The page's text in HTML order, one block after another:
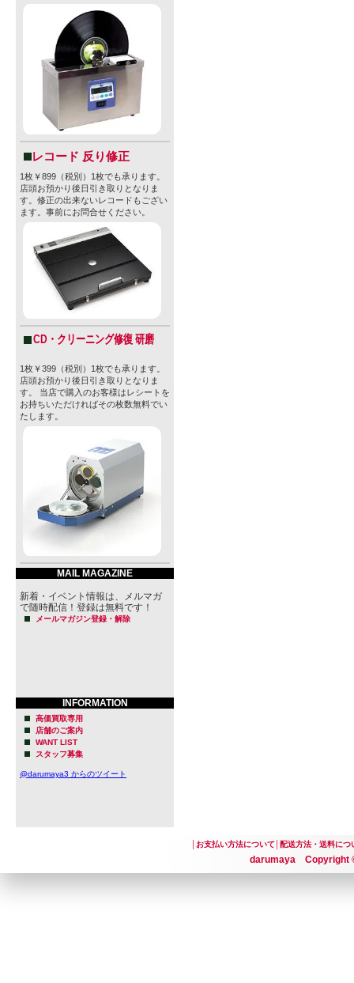
レコード 反り修正
1枚￥899（税別）1枚でも承ります。
店頭お預かり後日引き取りとなりま
す。修正の出来ないレコードもござい
ます。事前にお問合せください。
CD・クリーニング修復 研磨
1枚￥399（税別）1枚でも承ります。
店頭お預かり後日引き取りとなりま
す。 当店で購入のお客様はレシートを
お持ちいただければその枚数無料でい
たします。
MAIL MAGAZINE
新着・イベント情報は、メルマガ
で随時配信！登録は無料です！
メールマガジン登録・解除
INFORMATION
高価買取専用
店舗のご案内
WANT LIST
スタッフ募集
@darumaya3 からのツイート
お支払い方法について│ 配送方法・送料につ
darumaya Copyright